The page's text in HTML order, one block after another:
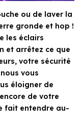
ou de laver la
gronde et hop !
les éclairs
et arrêtez ce que
votre sécurité
vous
éloigner de
de votre
fait entendre au-